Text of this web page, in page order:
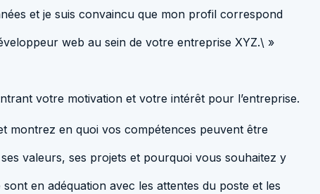
et je suis convaincu que mon profil correspond
web au sein de votre entreprise XYZ.\ »
votre motivation et votre intérêt pour l’entreprise.
montrez en quoi vos compétences peuvent être
valeurs, ses projets et pourquoi vous souhaitez y
en adéquation avec les attentes du poste et les